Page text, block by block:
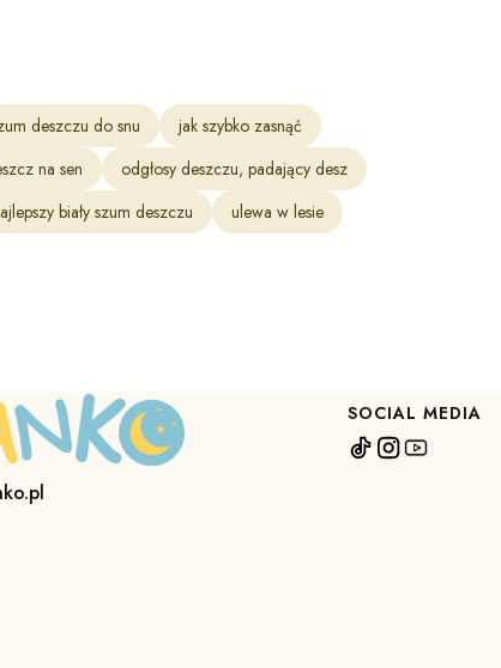
deszczu do snu
jak szybko zasnąć
na sen
odgłosy deszczu, padający desz
biały szum deszczu
ulewa w lesie
SOCIAL MEDIA